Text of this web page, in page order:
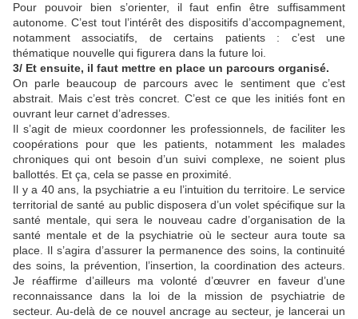
Pour pouvoir bien s’orienter, il faut enfin être suffisamment
autonome. C’est tout l’intérêt des dispositifs d’accompagnement,
notamment associatifs, de certains patients : c’est une
thématique nouvelle qui figurera dans la future loi.
3/ Et ensuite, il faut mettre en place un parcours organisé.
On parle beaucoup de parcours avec le sentiment que c’est
abstrait. Mais c’est très concret. C’est ce que les initiés font en
ouvrant leur carnet d’adresses.
Il s’agit de mieux coordonner les professionnels, de faciliter les
coopérations pour que les patients, notamment les malades
chroniques qui ont besoin d’un suivi complexe, ne soient plus
ballottés. Et ça, cela se passe en proximité.
Il y a 40 ans, la psychiatrie a eu l’intuition du territoire. Le service
territorial de santé au public disposera d’un volet spécifique sur la
santé mentale, qui sera le nouveau cadre d’organisation de la
santé mentale et de la psychiatrie où le secteur aura toute sa
place. Il s’agira d’assurer la permanence des soins, la continuité
des soins, la prévention, l’insertion, la coordination des acteurs.
Je réaffirme d’ailleurs ma volonté d’œuvrer en faveur d’une
reconnaissance dans la loi de la mission de psychiatrie de
secteur. Au-delà de ce nouvel ancrage au secteur, je lancerai un